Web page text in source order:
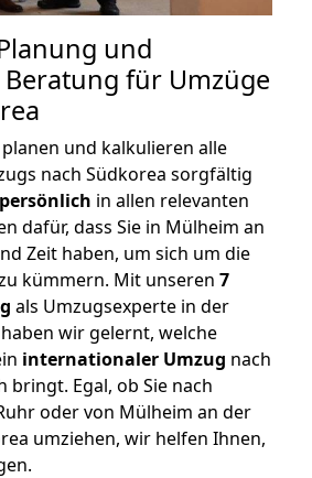
und
für Umzüge
und kalkulieren alle
nach Südkorea sorgfältig
persönlich in allen relevanten
dafür, dass Sie in Mülheim an
Zeit haben, um sich um die
kümmern. Mit unseren 7
als Umzugsexperte in der
wir gelernt, welche
internationaler Umzug nach
bringt. Egal, ob Sie nach
oder von Mülheim an der
umziehen, wir helfen Ihnen,